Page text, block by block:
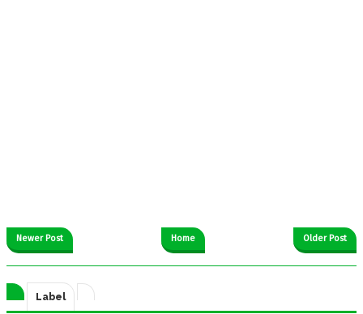
Newer Post Older Post
Home
Label